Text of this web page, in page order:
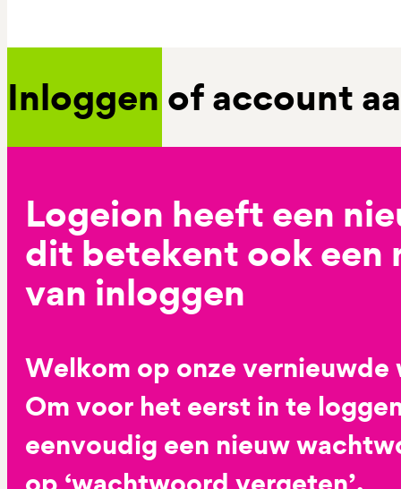
Inloggen of account
Logeion heeft een
dit betekent ook een
van inloggen
Welkom op onze vernieuwde
Om voor het eerst in te
eenvoudig een nieuw